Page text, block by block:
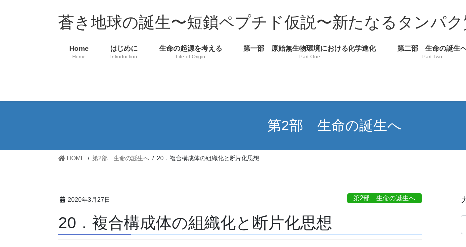
ッ
移
蒼き地球の誕生〜短鎖ペプチド仮説〜新たなるタンパ
Home
Home
はじめに
Introduction
生命の起源を考える
Life of Origin
第一部 原始無生物環境における化学進化
Part One
第二部 生命の誕生
Part Two
第2部 生命の誕生へ
HOME 第2部 生命の誕生へ 20．複合構成体の組織化と断片化思想
2020年3月27日 第2部 生命の誕生へ
20．複合構成体の組織化と断片化思想